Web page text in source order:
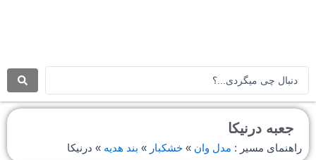
.
.
جعبه درنیکا
راهنمای مسیر : مدل وان » خشکبار » بند هدیه » درنیکا